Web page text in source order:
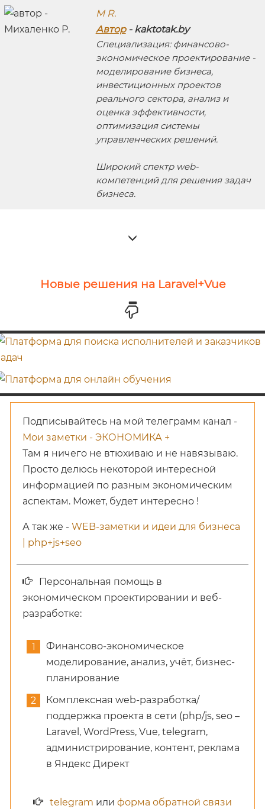
M R.
Автор- kaktotak.by
Специализация: финансово-
экономическое проектирование -
моделирование бизнеса,
инвестиционных проектов
реального сектора, анализ и
оценка эффективности,
оптимизация системы
управленческих решений.
Широкий спектр web-
компетенций для решения задач
бизнеса.
Новые решения на Laravel+Vue
Подписывайтесь на мой телеграмм канал -
Мои заметки - ЭКОНОМИКА +
Там я ничего не втюхиваю и не навязываю.
Просто делюсь некоторой интересной
информацией по разным экономическим
аспектам. Может, будет интересно !
А так же - WEB-заметки и идеи для бизнеса
| php+js+seo
Персональная помощь в
экономическом проектировании и веб-
разработке:
Финансово-экономическое
моделирование, анализ, учёт, бизнес-
планирование
Комплексная web-разработка/
поддержка проекта в сети (php/js, seo –
Laravel, WordPress, Vue, telegram,
администрирование, контент, реклама
в Яндекс Директ
telegram или форма обратной связи